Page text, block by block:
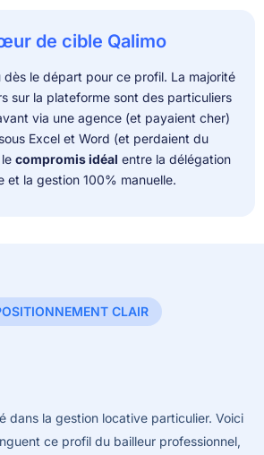
de cible Qalimo
dès le départ pour ce profil. La majorité
sur la plateforme sont des particuliers
via une agence (et payaient cher)
Excel et Word (et perdaient du
compromis idéal entre la délégation
et la gestion 100% manuelle.
CLAIR
dans la gestion locative particulier. Voici
ce profil du bailleur professionnel,